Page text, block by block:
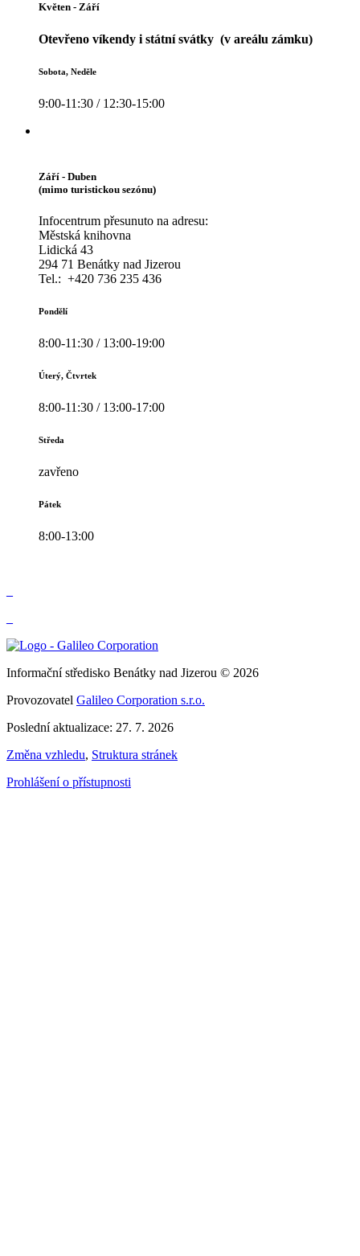
Květen - Září
Otevřeno víkendy i státní svátky (v areálu zámku)
Sobota, Neděle
9:00-11:30 / 12:30-15:00
Září - Duben
(mimo turistickou sezónu)
Infocentrum přesunuto na adresu:
Městská knihovna
Lidická 43
294 71 Benátky nad Jizerou
Tel.: +420 736 235 436
Pondělí
8:00-11:30 / 13:00-19:00
Úterý, Čtvrtek
8:00-11:30 / 13:00-17:00
Středa
zavřeno
Pátek
8:00-13:00
Informační středisko Benátky nad Jizerou © 2026
Provozovatel Galileo Corporation s.r.o.
Poslední aktualizace: 27. 7. 2026
Změna vzhledu, Struktura stránek
Prohlášení o přístupnosti